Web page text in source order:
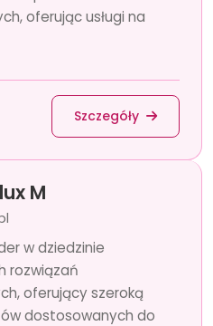
oferując usługi na
Szczegóły
M
w dziedzinie
rozwiązań
oferujący szeroką
dostosowanych do